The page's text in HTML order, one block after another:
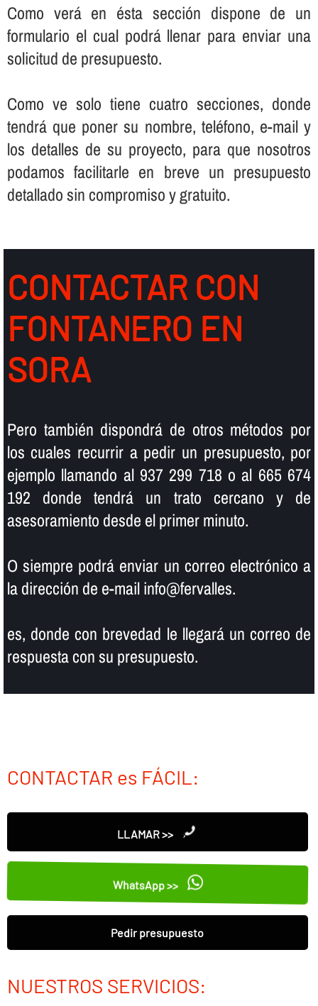
Como verá en ésta sección dispone de un
formulario el cual podrá llenar para enviar una
solicitud de presupuesto.
Como ve solo tiene cuatro secciones, donde
tendrá que poner su nombre, teléfono, e-mail y
los detalles de su proyecto, para que nosotros
podamos facilitarle en breve un presupuesto
detallado sin compromiso y gratuito.
CONTACTAR CON
FONTANERO EN
SORA
Pero también dispondrá de otros métodos por
los cuales recurrir a pedir un presupuesto, por
ejemplo llamando al 937 299 718 o al 665 674
192 donde tendrá un trato cercano y de
asesoramiento desde el primer minuto.
O siempre podrá enviar un correo electrónico a
la dirección de e-mail info@fervalles.
es, donde con brevedad le llegará un correo de
respuesta con su presupuesto.
CONTACTAR es FÁCIL:
LLAMAR >>
WhatsApp >>
Pedir presupuesto
NUESTROS SERVICIOS: